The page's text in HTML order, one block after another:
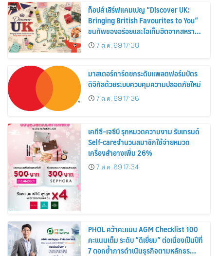
ท็อปส์ เสิร์ฟแคมเปญ “Discover UK:
Bringing British Favourites to You”
ขนทัพของอร่อยและไอเท็มฮิตจากสหราช
อาณาจักร ส่งตรงถึงมือตั้งแต่วันนี้ – 18
สิงหาคมนี้
7 ส.ค. 69 17:38
มาสเตอร์การ์ดยกระดับแพลตฟอร์มบัตร
ดิจิทัลด้วยระบบควบคุมความปลอดภัยใหม่
7 ส.ค. 69 17:36
เคทีซี–เจซีบี รุกหมวดความงาม รับเทรนด์
Self-careจำนวนสมาชิกใช้จ่ายหมวด
เครื่องสำอางเพิ่ม 26%
7 ส.ค. 69 17:34
PHOL คว้าคะแนน AGM Checklist 100
คะแนนเต็ม ระดับ “ดีเยี่ยม” ต่อเนื่องเป็นปีที่
7 ตอกย้ำการดำเนินธุรกิจตามหลักธร